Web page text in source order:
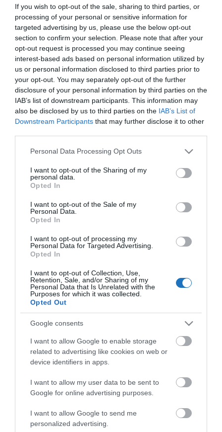
If you wish to opt-out of the sale, sharing to third parties, or
processing of your personal or sensitive information for
targeted advertising by us, please use the below opt-out
section to confirm your selection. Please note that after your
opt-out request is processed you may continue seeing
interest-based ads based on personal information utilized by
us or personal information disclosed to third parties prior to
your opt-out. You may separately opt-out of the further
disclosure of your personal information by third parties on the
IAB’s list of downstream participants. This information may
also be disclosed by us to third parties on the IAB’s List of
Downstream Participants that may further disclose it to other
Please note that this website/app uses one or more Google
not limited to your visit or usage behaviour. You may click to
grant or deny consent to Google and its third-party tags to
use your data for below specified purposes in below Google
consent section.
Personal Data Processing Opt Outs
I want to opt-out of the Sharing of my
personal data.
Opted In
I want to opt-out of the Sale of my
Personal Data.
Opted In
I want to opt-out of processing my
Personal Data for Targeted Advertising.
Opted In
I want to opt-out of Collection, Use,
Retention, Sale, and/or Sharing of my
Personal Data that Is Unrelated with the
Purposes for which it was collected.
Opted Out
Google consents
I want to allow Google to enable storage
related to advertising like cookies on web or
device identifiers in apps.
I want to allow my user data to be sent to
Google for online advertising purposes.
I want to allow Google to send me
personalized advertising.
TOVÁBBI CIKKEK
HETI BÖLCSESSÉG
"Az ember, aki a tengert nézi, szerelemtől
sújtott gyerek." Jean-Michel Maulpoix
NÉZZ KÖRBE TÉMÁK SZERINT!
BUDAPEST BUDAPEST AIRPORT EMIRATES
FEJLESZTÉS FÜRDŐ GYÓGYFÜRDŐ
KARANTÉN KORONAVÍRUS LÉGIKÖZLEKEDÉS
MAGYARORSZÁG MAGYARUL MISKOLC MTÜ
OLASZORSZÁG PROGRAMAJÁNLÓ REPÜLŐ REPÜLŐJÁRAT
REPÜLŐTÉR RYANAIR STATISZTIKA